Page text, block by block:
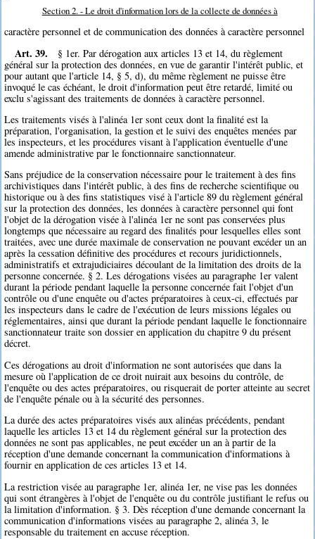
Section 2. - Le droit d'information lors de la collecte de données à
caractère personnel et de communication des données à caractère personnel
Art. 39.
§ 1er. Par dérogation aux articles 13 et 14, du règlement
général sur la protection des données, en vue de garantir l'intérêt public, et
pour autant que l'article 14, § 5, d), du même règlement ne puisse être
invoqué le cas échéant, le droit d'information peut être retardé, limité ou
exclu s'agissant des traitements de données à caractère personnel.
Les traitements visés à l'alinéa 1er sont ceux dont la finalité est la
préparation, l'organisation, la gestion et le suivi des enquêtes menées par
les inspecteurs, et les procédures visant à l'application éventuelle d'une
amende administrative par le fonctionnaire sanctionnateur.
Sans préjudice de la conservation nécessaire pour le traitement à des fins
archivistiques dans l'intérêt public, à des fins de recherche scientifique ou
historique ou à des fins statistiques visé à l'article 89 du règlement général
sur la protection des données, les données à caractère personnel qui font
l'objet de la dérogation visée à l'alinéa 1er ne sont pas conservées plus
longtemps que nécessaire au regard des finalités pour lesquelles elles sont
traitées, avec une durée maximale de conservation ne pouvant excéder un an
après la cessation définitive des procédures et recours juridictionnels,
administratifs et extrajudiciaires découlant de la limitation des droits de la
personne concernée. § 2. Les dérogations visées au paragraphe 1er valent
durant la période pendant laquelle la personne concernée fait l'objet d'un
contrôle ou d'une enquête ou d'actes préparatoires à ceux-ci, effectués par
les inspecteurs dans le cadre de l'exécution de leurs missions légales ou
réglementaires, ainsi que durant la période pendant laquelle le fonctionnaire
sanctionnateur traite son dossier en application du chapitre 9 du présent
décret.
Ces dérogations au droit d'information ne sont autorisées que dans la
mesure où l'application de ce droit nuirait aux besoins du contrôle, de
l'enquête ou des actes préparatoires, ou risquerait de porter atteinte au secret
de l'enquête pénale ou à la sécurité des personnes.
La durée des actes préparatoires visés aux alinéas précédents, pendant
laquelle les articles 13 et 14 du règlement général sur la protection des
données ne sont pas applicables, ne peut excéder un an à partir de la
réception d'une demande concernant la communication d'informations à
fournir en application de ces articles 13 et 14.
La restriction visée au paragraphe 1er, alinéa 1er, ne vise pas les données
qui sont étrangères à l'objet de l'enquête ou du contrôle justifiant le refus ou
la limitation d'information. § 3. Dès réception d'une demande concernant la
communication d'informations visées au paragraphe 2, alinéa 3, le
responsable du traitement en accuse réception.